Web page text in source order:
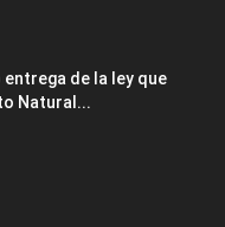
entrega de la ley que
Natural...